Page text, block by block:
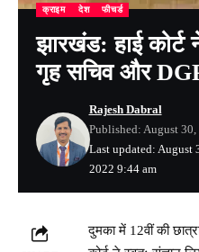
क्राइम देश फीचर्ड
झारखंड: हाई कोर्ट
गृह सचिव और
Last updated: August
2022 9:44 am
Rajesh Dabral
Published: August 30,
दुमका में 12वीं की